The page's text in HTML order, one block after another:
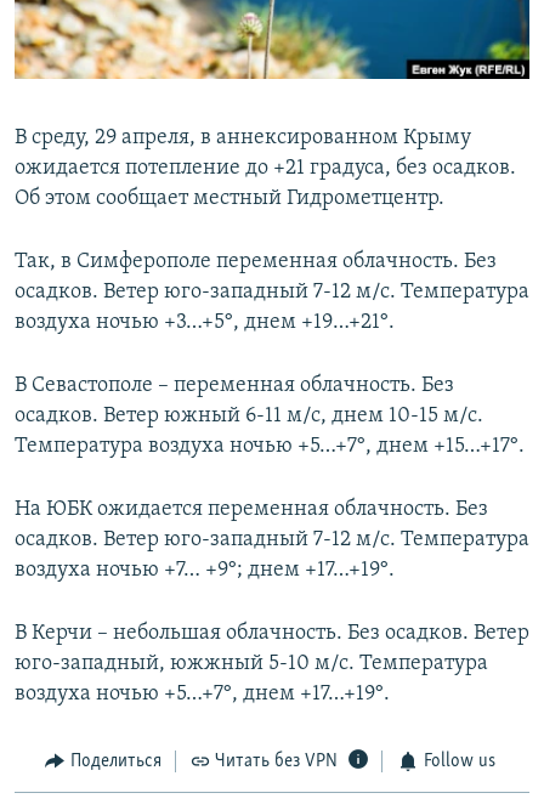
ПОБЕДИТЕЛЕЙ НЕ СУДЯТ?
КРЫМ.НЕПОКОРЕННЫЙ
УКРАИНСКАЯ ПРОБЛЕМА КРЫМА
ПРИСОЕДИНЯЙТЕСЬ!
Все сайты RFE/RL
В среду, 29 апреля, в аннексированном Крыму
ожидается потепление до +21 градуса, без осадков.
Об этом сообщает местный Гидрометцентр.
Так, в Симферополе переменная облачность. Без
осадков. Ветер юго-западный 7-12 м/с. Температура
воздуха ночью +3…+5°, днем +19…+21°.
В Севастополе – переменная облачность. Без
осадков. Ветер южный 6-11 м/с, днем 10-15 м/с.
Температура воздуха ночью +5…+7°, днем +15…+17°.
На ЮБК ожидается переменная облачность. Без
осадков. Ветер юго-западный 7-12 м/с. Температура
воздуха ночью +7… +9°; днем +17…+19°.
В Керчи – небольшая облачность. Без осадков. Ветер
юго-западный, южжный 5-10 м/с. Температура
воздуха ночью +5…+7°, днем +17…+19°.
Поделиться Читать без VPN Follow us